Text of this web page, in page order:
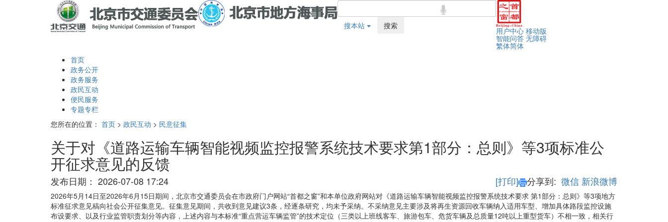
搜本站 搜索
用户中心 移动版
智能问答 无障碍
繁体简体
首页
政务公开
政务服务
政民互动
便民服务
专题专栏
您所在的位置： 首页 > 政民互动 > 民意征集
关于对《道路运输车辆智能视频监控报警系统技术要求第1部分：总则》等3项标准公
开征求意见的反馈
发布日期： 2026-07-08 17:24 [打印] 分享到: 微信 新浪微博
2026年5月14日至2026年6月15日期间，北京市交通委员会在市政府门户网站“首都之窗”和本单位政府网站对《道路运输车辆智能视频监控报警系统技术要求 第1部分：总则》等3项地方
标准征求意见稿向社会公开征集意见。征集意见期间，共收到意见建议3条，经逐条研究，均未予采纳。不采纳意见主要涉及将再生资源回收车辆纳入适用车型、增加具体路段监控设施
布设要求、以及行业监管职责划分等内容，上述内容与本标准“重点营运车辆监管”的技术定位（三类以上班线客车、旅游包车、危货车辆及总质量12吨以上重型货车）不相一致，相关行